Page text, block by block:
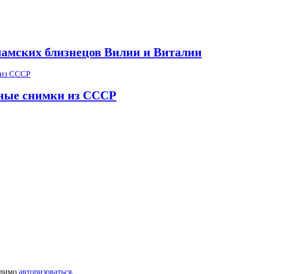
близнецов Вилии и Виталии
снимки из СССР
авторизоваться.